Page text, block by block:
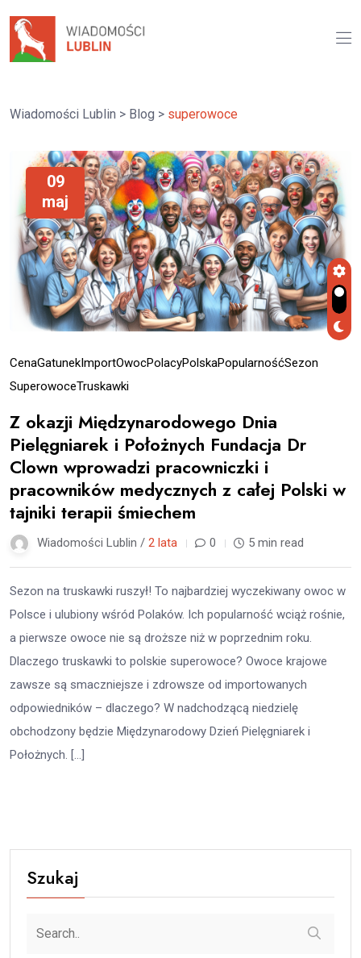
Wiadomości Lublin > Blog > superowoce
09
maj
CenaGatunekImportOwocPolacyPolskaPopularnośćSezon
SuperowoceTruskawki
Z okazji Międzynarodowego Dnia
Pielęgniarek i Położnych Fundacja Dr
Clown wprowadzi pracowniczki i
pracowników medycznych z całej Polski w
tajniki terapii śmiechem
Wiadomości Lublin / 2 lata 0 5 min read
Sezon na truskawki ruszył! To najbardziej wyczekiwany owoc w
Polsce i ulubiony wśród Polaków. Ich popularność wciąż rośnie,
a pierwsze owoce nie są droższe niż w poprzednim roku.
Dlaczego truskawki to polskie superowoce? Owoce krajowe
zawsze są smaczniejsze i zdrowsze od importowanych
odpowiedników – dlaczego? W nadchodzącą niedzielę
obchodzony będzie Międzynarodowy Dzień Pielęgniarek i
Położnych. […]
Szukaj